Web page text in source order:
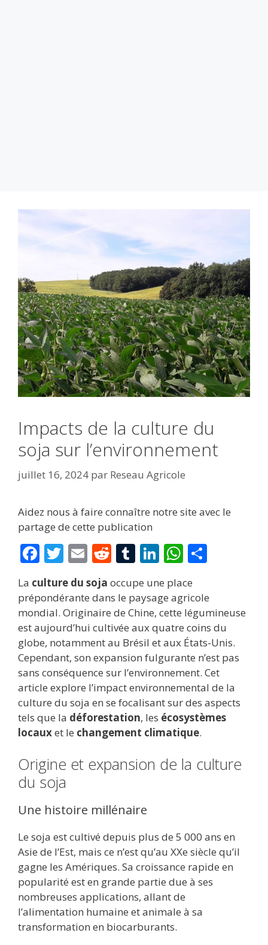
Impacts de la culture du
soja sur l’environnement
juillet 16, 2024 par Reseau Agricole
Aidez nous à faire connaître notre site avec le
partage de cette publication
F
ac
e
b
o
o
k
T
w
itt
er
E
m
ai
l
R
d
di
t
T
m
bl
r
Li
k
e
dI
n
W
at
s
A
p
p
ta
g
er
La culture du soja occupe une place
prépondérante dans le paysage agricole
mondial. Originaire de Chine, cette légumineuse
est aujourd’hui cultivée aux quatre coins du
globe, notamment au Brésil et aux États-Unis.
Cependant, son expansion fulgurante n’est pas
sans conséquence sur l’environnement. Cet
article explore l’impact environnemental de la
culture du soja en se focalisant sur des aspects
tels que la déforestation, les écosystèmes
locauxet le changement climatique.
Origine et expansion de la culture
du soja
Une histoire millénaire
Le soja est cultivé depuis plus de 5 000 ans en
Asie de l’Est, mais ce n’est qu’au XXe siècle qu’il
gagne les Amériques. Sa croissance rapide en
popularité est en grande partie due à ses
nombreuses applications, allant de
l’alimentation humaine et animale à sa
transformation en biocarburants.